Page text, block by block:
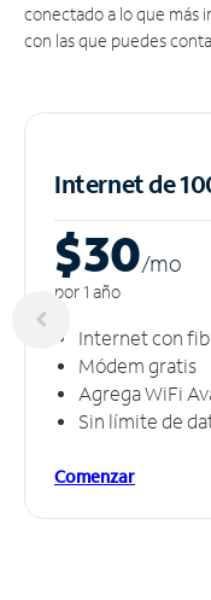
conectado a lo que más
con las que puedes
Internet de
$30/mo
por 1 año
Internet con
Módem gratis
Agrega WiFi
Sin límite de
Comenzar